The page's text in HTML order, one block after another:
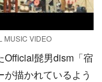
MUSIC VIDEO
髭男dism「宿
描かれているよう